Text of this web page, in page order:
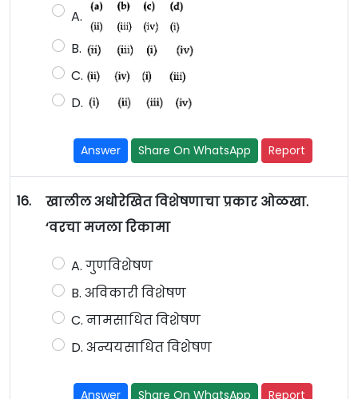
A.
B.
C.
D.
Answer Share On WhatsApp Report
16.
खालील अधोरेखित विशेषणाचा प्रकार ओळखा.
‘वरचा मजला रिकामा
A. गुणविशेषण
B. अविकारी विशेषण
C. नामसाधित विशेषण
D. अन्ययसाधित विशेषण
Answer Share On WhatsApp Report